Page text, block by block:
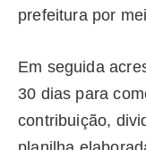
prefeitura por
Em seguida
30 dias para
contribuição,